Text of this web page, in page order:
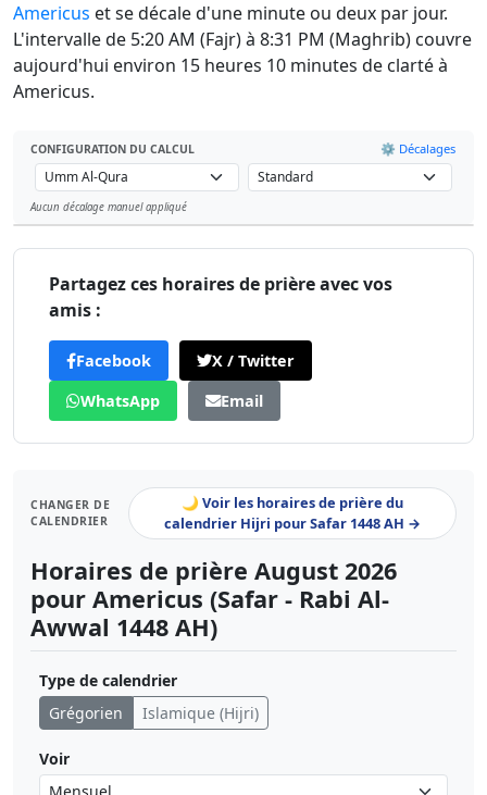
Americus et se décale d'une minute ou deux par jour.
L'intervalle de 5:20 AM (Fajr) à 8:31 PM (Maghrib) couvre
aujourd'hui environ 15 heures 10 minutes de clarté à
Americus.
CONFIGURATION DU CALCUL ⚙️ Décalages
Aucun décalage manuel appliqué
Partagez ces horaires de prière avec vos
amis :
Facebook
X / Twitter
WhatsApp
Email
CHANGER DE
CALENDRIER
🌙 Voir les horaires de prière du
calendrier Hijri pour Safar 1448 AH →
Horaires de prière August 2026
pour Americus (Safar - Rabi Al-
Awwal 1448 AH)
Type de calendrier
Grégorien
Islamique (Hijri)
Voir